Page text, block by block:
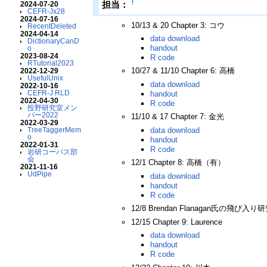
2024-07-20
CEFR-Jx28
2024-07-16
RecentDeleted
2024-04-14
DictionaryCanD
o
2023-08-24
RTutorial2023
2022-12-29
UsefulUnix
2022-10-16
CEFR-J RLD
2022-04-30
投野研究室メン
バー2022
2022-03-29
TreeTaggerMem
o
2022-01-31
岩研コーパス部
会
2021-11-16
UdPipe
担当： †
10/13 & 20 Chapter 3: コウ
data download
handout
R code
10/27 & 11/10 Chapter 6: 高橋
data download
handout
R code
11/10 & 17 Chapter 7: 金光
data download
handout
R code
12/1 Chapter 8: 高橋（有）
data download
handout
R code
12/8 Brendan Flanagan氏の飛び入り
12/15 Chapter 9: Laurence
data download
handout
R code